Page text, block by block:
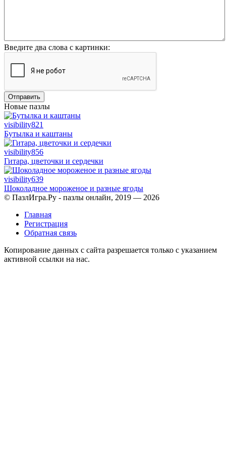
Введите два слова с картинки:
Отправить
Новые пазлы
visibility821
Бутылка и каштаны
visibility856
Гитара, цветочки и сердечки
visibility639
Шоколадное мороженое и разные ягоды
© ПазлИгра.Ру - пазлы онлайн, 2019 — 2026
Главная
Регистрация
Обратная связь
Копирование данных с сайта разрешается только с указанием
активной ссылки на нас.